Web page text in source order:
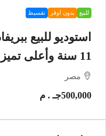
للبيع بدون اوفر تقسيط
استوديو للبيع
11 سنة وأعلى تميز
مصر
500,000جـ . م